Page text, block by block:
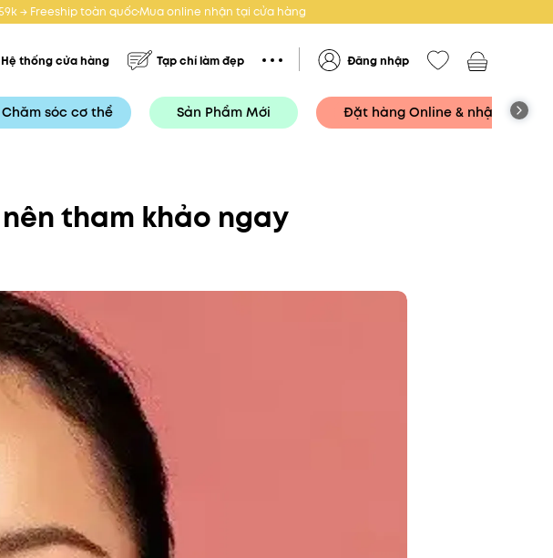
→ Freeship toàn quốcMua online nhận tại cửa hàng
Hệ thống cửa hàng Tạp chí làm đẹp Đăng nhập
Chăm sóc cơ thể Sản Phẩm Mới Đặt hàng Online & nhận tại
tham khảo ngay